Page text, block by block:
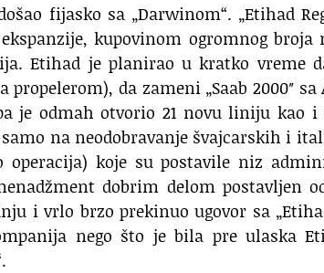
fijasko sa „Darwinom“. „Etihad
kupovinom ogromnog
Etihad je planirao u kratko vreme
propelerom), da zameni „Saab 2000″
je odmah otvorio 21 novu liniju kao
na neodobravanje švajcarskih i
operacija) koje su postavile niz
dobrim delom postavljen
i vrlo brzo prekinuo ugovor sa
nego što je bila pre ulaska